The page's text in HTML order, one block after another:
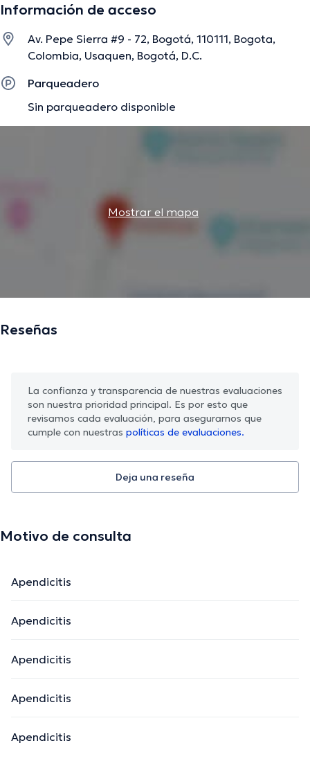
Información de acceso
Av. Pepe Sierra #9 - 72, Bogotá, 110111, Bogota,
Colombia, Usaquen, Bogotá, D.C.
Parqueadero
Sin parqueadero disponible
Mostrar el mapa
Reseñas
La confianza y transparencia de nuestras evaluaciones
son nuestra prioridad principal. Es por esto que
revisamos cada evaluación, para asegurarnos que
cumple con nuestras políticas de evaluaciones.
Deja una reseña
Motivo de consulta
Apendicitis
Apendicitis
Apendicitis
Apendicitis
Apendicitis